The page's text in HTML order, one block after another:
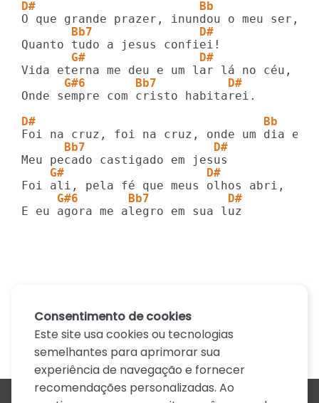
D#                       Bb
       Bb7               D#
       G#                D#
      G#6       Bb7          D#
Onde sempre com cristo habitarei.
D#                                Bb
      Bb7                  D#
    G#                    D#
     G#6       Bb7           D#
E eu agora me alegro em sua luz
Consentimento de cookies
Este site usa cookies ou tecnologias
semelhantes para aprimorar sua
experiência de navegação e fornecer
recomendações personalizadas. Ao